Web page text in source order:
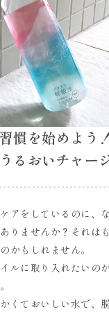
慣を始めよう
るおいチャー
アをしているのに、
りませんか？それは
かもしれません。
ルに取り入れたいの
くておいしい水で、